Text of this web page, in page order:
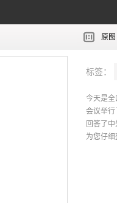
原图
标签：
今天是全
会议举行
回答了
为您仔细